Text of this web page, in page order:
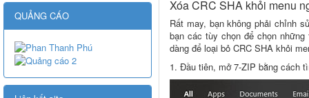
Xóa CRC SHA khỏi menu
Rất may, bạn không phải chỉnh
bạn các tùy chọn để chọn
dàng để loại bỏ CRC SHA khỏi
1. Đầu tiên, mở 7-ZIP bằng cách
QUẢNG CÁO